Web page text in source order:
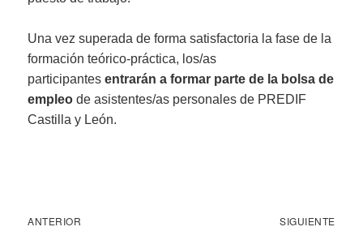
Una vez superada de forma satisfactoria la fase de la
formación teórico-práctica, los/as
participantesentrarán a formar parte de la bolsa de
empleo de asistentes/as personales de PREDIF
Castilla y León.
Navegación
ANTERIOR SIGUIENTE